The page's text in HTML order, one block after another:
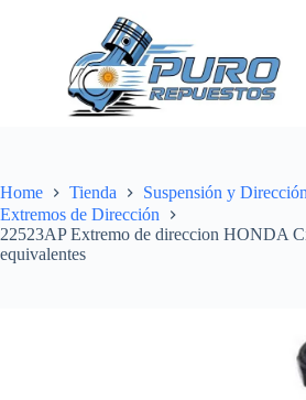
Home Tienda
Suspensión y Dirección
Extremos de Dirección
22523AP Extremo de direccion HONDA
equivalentes